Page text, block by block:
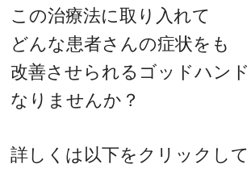
この治療法に取り入れて
どんな患者さんの症状をも
改善させられるゴッドハン
なりませんか？
詳しくは以下をクリックして